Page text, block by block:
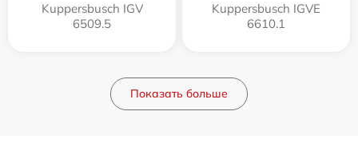
Kuppersbusch IGV
6509.5
Kuppersbusch IGVE
6610.1
Показать больше